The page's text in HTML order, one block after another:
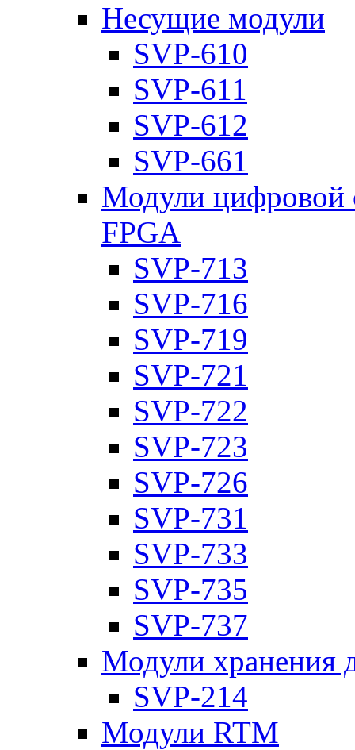
Несущие модули
SVP-610
SVP-611
SVP-612
SVP-661
Модули цифровой
FPGA
SVP-713
SVP-716
SVP-719
SVP-721
SVP-722
SVP-723
SVP-726
SVP-731
SVP-733
SVP-735
SVP-737
Модули хранения
SVP-214
Модули RTM